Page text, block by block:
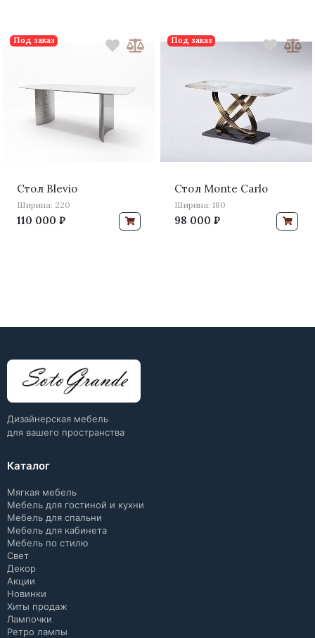
Стол Blevio
Ширина: 220
110 000 ₽
Под заказ
Стол Monte Carlo
Ширина: 180
98 000 ₽
Под заказ
Дизайнерская мебель
для вашего пространства
Каталог
Мягкая мебель
Мебель для гостиной и кухни
Мебель для спальни
Мебель для кабинета
Мебель по стилю
Свет
Декор
Акции
Новинки
Хиты продаж
Лампочки
Ретро лампы